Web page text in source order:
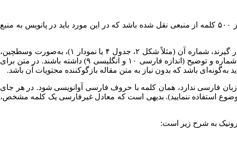
پ) در متن اصلی مقاله از آوردن پانویس به شدت پرهیز کنید. تنها موردی که پانویس می‌تواند ارایه شود زمانی است که مطلبی بیش از ۵۰۰ کلمه از منبعی نقل شده باشد که در این مورد باید در پانویس به منبع
ت) در متن مقاله از آوردن هرگونه دیاگرام (شکل، جدول یا نمودار) خودداری کنید و فقط در مکان­هایی که باید هرکدام از موارد فوق قرار گیرند، شماره آن (مثلاً شکل ۲، جدول ۴ یا نمودار ۱)، به‌صورت وسط­چین،
داخل پرانتز، با یک خط فاصله از متون بالا و پایین آورده شود. دیاگرام­ها در انتهای مقاله و هرکدام در صفحات مجزا آورده شوند و حتماً شماره و توضیح (اندازه فارسی ۱۰ و انگلیسی ۹) داشته باشند. در متن برای
باشد که بدون نیاز به متن مقاله بازگوکننده محتویات آن باشد.
فارسی ندارد، همان کلمه با حروف فارسی آوانویسی شود. در هر جای
استفاده ننمایید). بدیهی است که معادل غیرفارسی یک کلمه­ مشخص،
به شرح زیر است: